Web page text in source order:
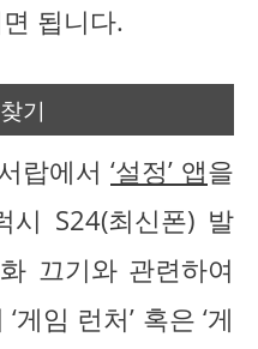
됩니다.
기
랍에서 ‘설정’ 앱을
시 S24(최신폰) 발
끄기와 관련하여
임 런처’ 혹은 ‘게